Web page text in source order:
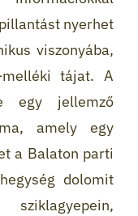
nyerhet
viszonyába,
tájat. A
egy jellemző
amely egy
a Balaton parti
dolomit